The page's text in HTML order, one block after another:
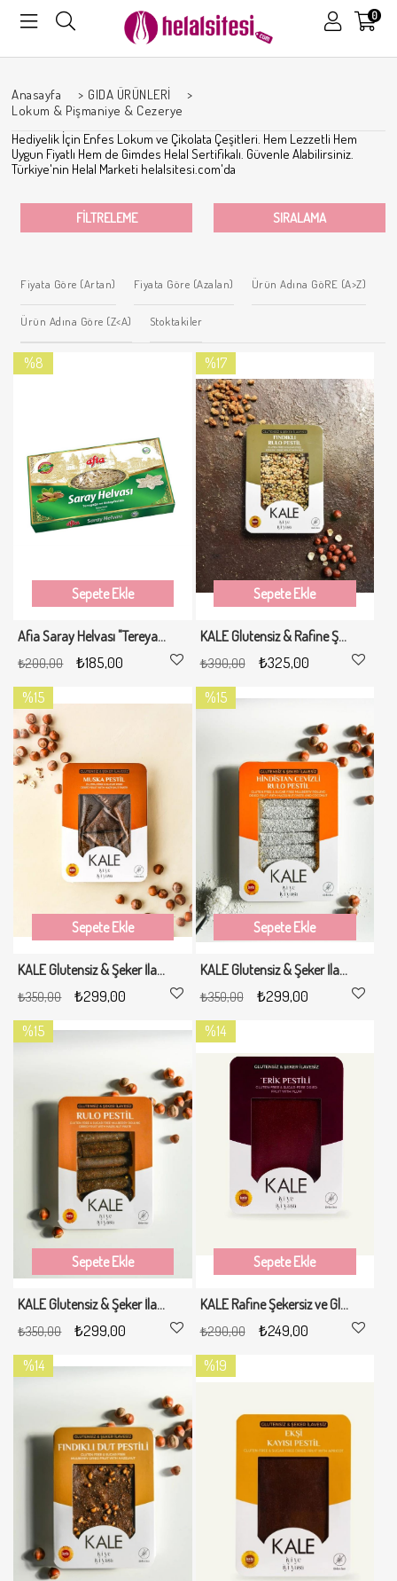
0
Anasayfa > GIDA ÜRÜNLERİ
>
Lokum & Pişmaniye & Cezerye
Hediyelik İçin Enfes Lokum ve Çikolata Çeşitleri. Hem Lezzetli Hem
Uygun Fiyatlı Hem de Gimdes Helal Sertifikalı. Güvenle Alabilirsiniz.
Türkiye'nin Helal Marketi helalsitesi.com'da
FILTRELEME SIRALAMA
Fiyata Göre (Artan) Fiyata Göre (Azalan) Ürün Adına GöRE (A>Z)
Ürün Adına Göre (Z<A) Stoktakiler
Afia Saray Helvası "Tereyağlı - Antepfıstıklı" - 300 Gr
₺185,00
₺200,00
Sepete Ekle
%8
KALE Glutensiz & Rafine Şeker İlavesiz Fındıklı Rulo Pestil 230 gr
₺325,00
₺390,00
Sepete Ekle
%17
İndirim
%17İndirim
KALE Glutensiz & Şeker İlavesiz Muska Pestil 230 gr
₺299,00
₺350,00
Sepete Ekle
%15
İndirim
%15İndirim
KALE Glutensiz & Şeker İlavesiz Hindistan Cevizli Rulo Pestil 230 gr
₺299,00
₺350,00
Sepete Ekle
%15
KALE Glutensiz & Şeker İlavesiz Rulo Pestil 230 gr
₺299,00
₺350,00
Sepete Ekle
%15
KALE Rafine Şekersiz ve Glutensiz Erik Pestili 200 gr
₺249,00
₺290,00
Sepete Ekle
%14
İndirim
%14
%19
%19İndirim